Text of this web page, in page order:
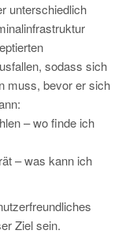
unterschiedlich
sodass sich
muss, bevor er sich
– wo finde ich
– was kann ich
Ziel sein.